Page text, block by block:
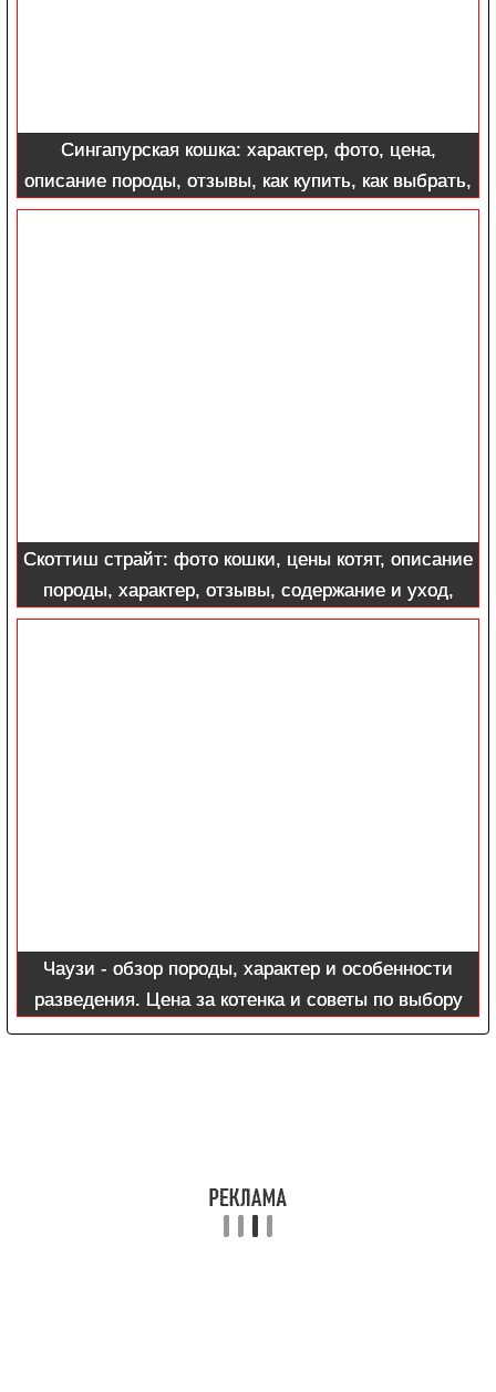
Сингапурская кошка: характер, фото, цена,
описание породы, отзывы, как купить, как выбрать,
содержание, уход и отзывы владельцев
Скоттиш страйт: фото кошки, цены котят, описание
породы, характер, отзывы, содержание и уход,
питание + интересные факты
Чаузи - обзор породы, характер и особенности
разведения. Цена за котенка и советы по выбору
породистой кошки (115 фото)